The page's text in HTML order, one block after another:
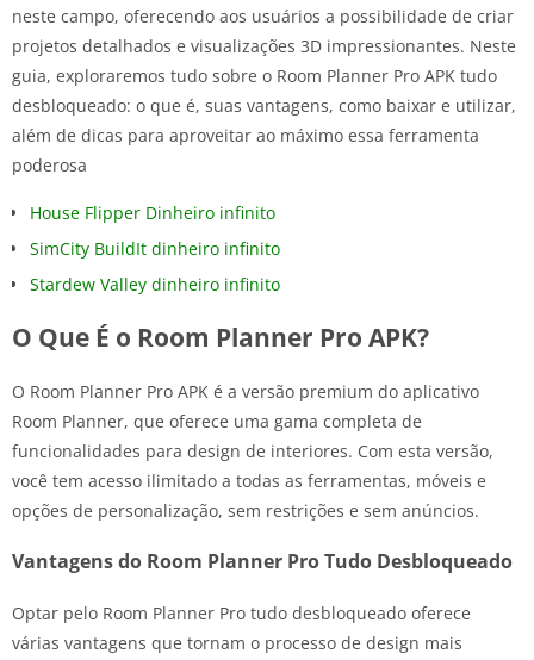
neste campo, oferecendo aos usuários a possibilidade de criar
projetos detalhados e visualizações 3D impressionantes. Neste
guia, exploraremos tudo sobre o Room Planner Pro APK tudo
desbloqueado: o que é, suas vantagens, como baixar e utilizar,
além de dicas para aproveitar ao máximo essa ferramenta
poderosa
House Flipper Dinheiro infinito
SimCity BuildIt dinheiro infinito
Stardew Valley dinheiro infinito
O Que É o Room Planner Pro APK?
O Room Planner Pro APK é a versão premium do aplicativo
Room Planner, que oferece uma gama completa de
funcionalidades para design de interiores. Com esta versão,
você tem acesso ilimitado a todas as ferramentas, móveis e
opções de personalização, sem restrições e sem anúncios.
Vantagens do Room Planner Pro Tudo Desbloqueado
Optar pelo Room Planner Pro tudo desbloqueado oferece
várias vantagens que tornam o processo de design mais